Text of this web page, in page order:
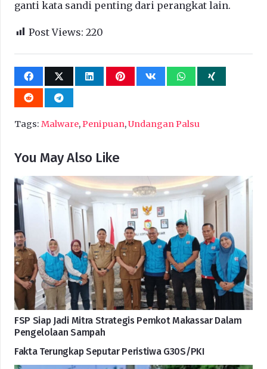
ganti kata sandi penting dari perangkat lain.
Post Views: 220
Tags: Malware,Penipuan,Undangan Palsu
You May Also Like
FSP Siap Jadi Mitra Strategis Pemkot Makassar Dalam
Pengelolaan Sampah
Fakta Terungkap Seputar Peristiwa G30S/PKI